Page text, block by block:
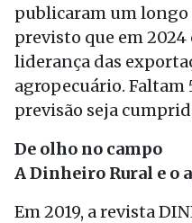
publicaram um longo
previsto que em
liderança das
agropecuário. Faltam
previsão seja
De olho no campo
A Dinheiro Rural e o
Em 2019, a revista